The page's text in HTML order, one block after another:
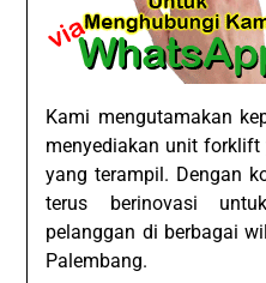
Kami mengutamakan
menyediakan unit forklift
yang terampil. Dengan
terus berinovasi
pelanggan di berbagai
Palembang.